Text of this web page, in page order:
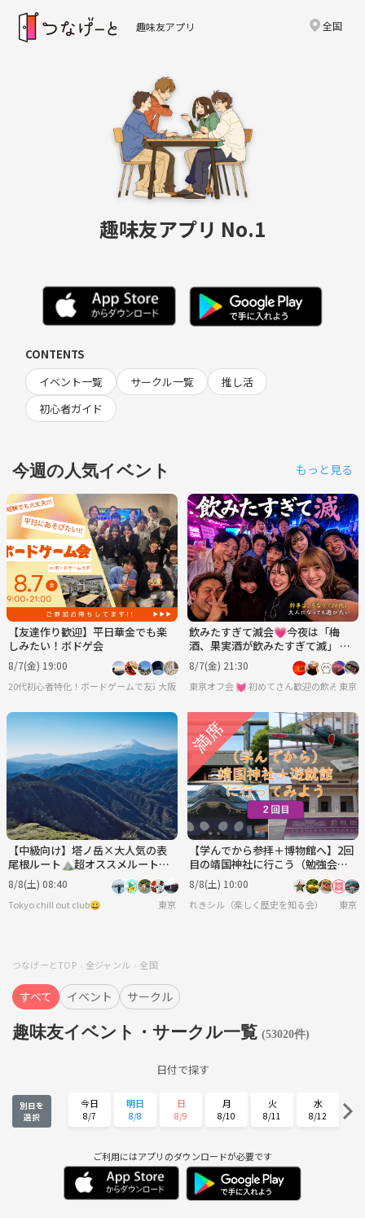
趣味友アプリ 全国
趣味友アプリ No.1
CONTENTS
イベント一覧
サークル一覧
推し活
初心者ガイド
今週の人気イベント もっと見る
【友達作り歓迎】平日華金でも楽
しみたい！ボドゲ会
8/7(金) 19:00
20代初心者特化！ボードゲームで友達を作ろうサークル
大阪
飲みたすぎて滅会💗今夜は「梅
酒、果実酒が飲みたすぎて滅」 🍺
男女年齢地位関係なくフラットに
💞
8/7(金) 21:30
東京オフ会 💓 初めてさん歓迎の飲み会で
東京
【中級向け】塔ノ岳×大人気の表
尾根ルート⛰️超オススメルート✨
絶景と達成感の登山へ⭐️
8/8(土) 08:40
Tokyo chill out club😀 東京
【学んでから参拝＋博物館へ】2回
目の靖国神社に行こう（勉強会＋
史料館見学）
8/8(土) 10:00
れきシル（楽しく歴史を知る会） 東京
つなげーとTOP 全ジャンル 全国
すべて イベント サークル
趣味友イベント・サークル一覧 (53020件)
日付で探す
別日を
選択
今日
8/7
明日
8/8
日
8/9
月
8/10
火
8/11
水
8/12
8/13 8/14 8/15 8/16 8/17
水
8/19
木
8/20
土
8/22
日
8/23
ご利用にはアプリのダウンロードが必要です